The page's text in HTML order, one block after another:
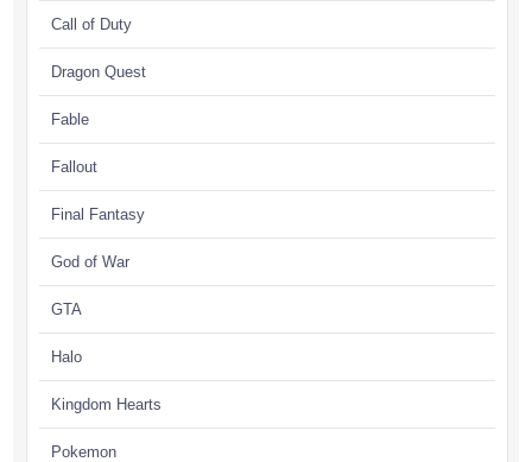
Call of Duty
Dragon Quest
Fable
Fallout
Final Fantasy
God of War
GTA
Halo
Kingdom Hearts
Pokemon